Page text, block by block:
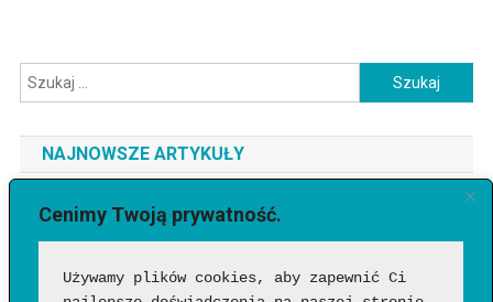
Cenimy Twoją prywatność.
Używamy plików cookies, aby zapewnić Ci
Szukaj:
NAJNOWSZE ARTYKUŁY
Jaki telefon do 3500 zł wybrać? Ranking najlepszych modeli
[2026]
Jak sprawdzić, czy wideo wygenerowała AI?